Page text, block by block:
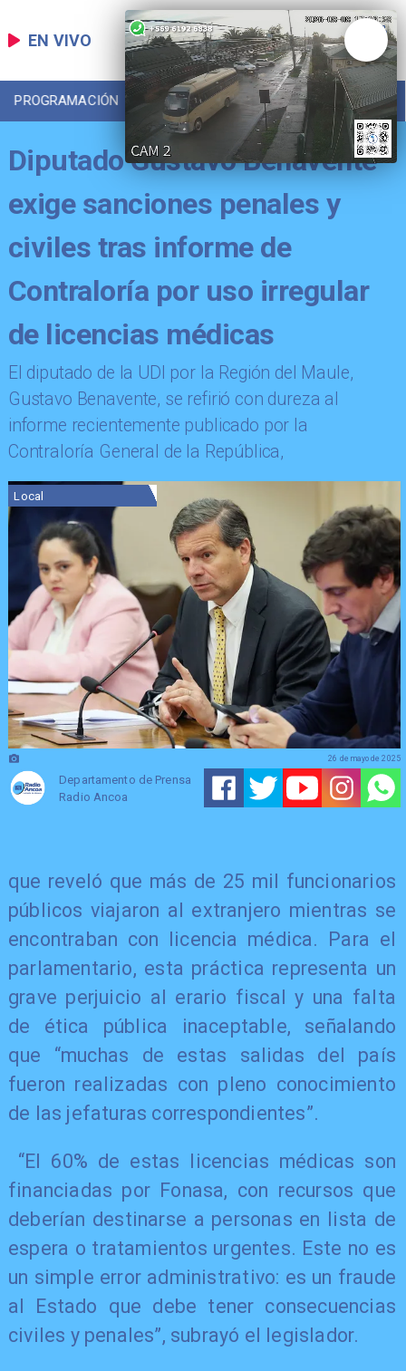
EN VIVO
PROGRAMACIÓN LOCAL DEPORTES
Diputado Gustavo Benavente
exige sanciones penales y
civiles tras informe de
Contraloría por uso irregular
de licencias médicas
​El diputado de la UDI por la Región del Maule,
Gustavo Benavente, se refirió con dureza al
informe recientemente publicado por la
Contraloría General de la República,
Local
Departamento de Prensa
Radio Ancoa
26 de mayo de 2025
​que reveló que más de 25 mil funcionarios
públicos viajaron al extranjero mientras se
encontraban con licencia médica. Para el
parlamentario, esta práctica representa un
grave perjuicio al erario fiscal y una falta
de ética pública inaceptable, señalando
que “muchas de estas salidas del país
fueron realizadas con pleno conocimiento
de las jefaturas correspondientes”.
“El 60% de estas licencias médicas son
financiadas por Fonasa, con recursos que
deberían destinarse a personas en lista de
espera o tratamientos urgentes. Este no es
un simple error administrativo: es un fraude
al Estado que debe tener consecuencias
civiles y penales”, subrayó el legislador.